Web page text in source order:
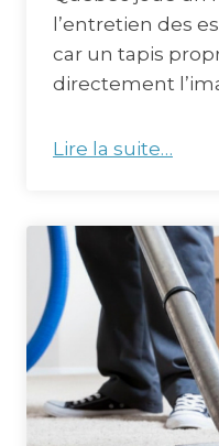
l’entretien des
car un tapis
directement
Lire la suite…